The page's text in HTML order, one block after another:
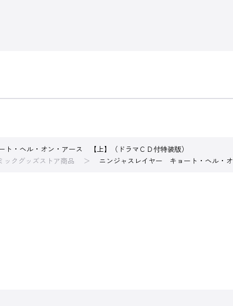
・ヘル・オン・アース 【上】（ドラマＣＤ付特装版）
ックグッズストア商品 ニンジャスレイヤー キョート・ヘル・